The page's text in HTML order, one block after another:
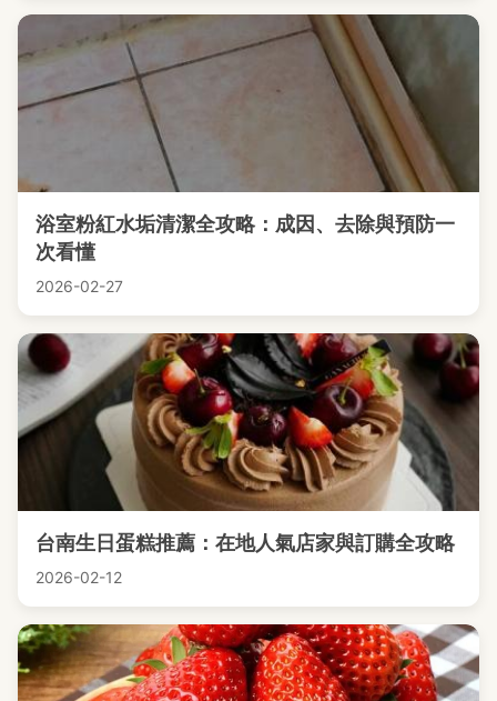
浴室粉紅水垢清潔全攻略：成因、去除與預防一
次看懂
2026-02-27
台南生日蛋糕推薦：在地人氣店家與訂購全攻略
2026-02-12